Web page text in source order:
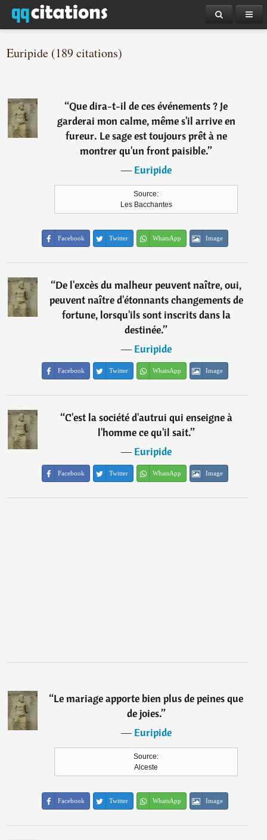
Euripide (189 citations)
“Que dira-t-il de ces événements ? Je
garderai mon calme, même s'il arrive en
fureur. Le sage est toujours prêt à ne
montrer qu'un front paisible.”
―Euripide
Source:
Les Bacchantes
Facebook Twitter WhatsApp Image
“De l'excès du malheur peuvent naître, oui,
peuvent naître d'étonnants changements de
fortune, lorsqu'ils sont inscrits dans la
destinée.”
―Euripide
Facebook Twitter WhatsApp Image
“C'est la société d'autrui qui enseigne à
l'homme ce qu'il sait.”
―Euripide
Facebook Twitter WhatsApp Image
“Le mariage apporte bien plus de peines que
de joies.”
―Euripide
Source:
Alceste
Facebook Twitter WhatsApp Image